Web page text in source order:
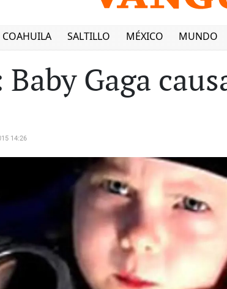
COAHUILA SALTILLO MÉXICO MUNDO
Gaga
14:26